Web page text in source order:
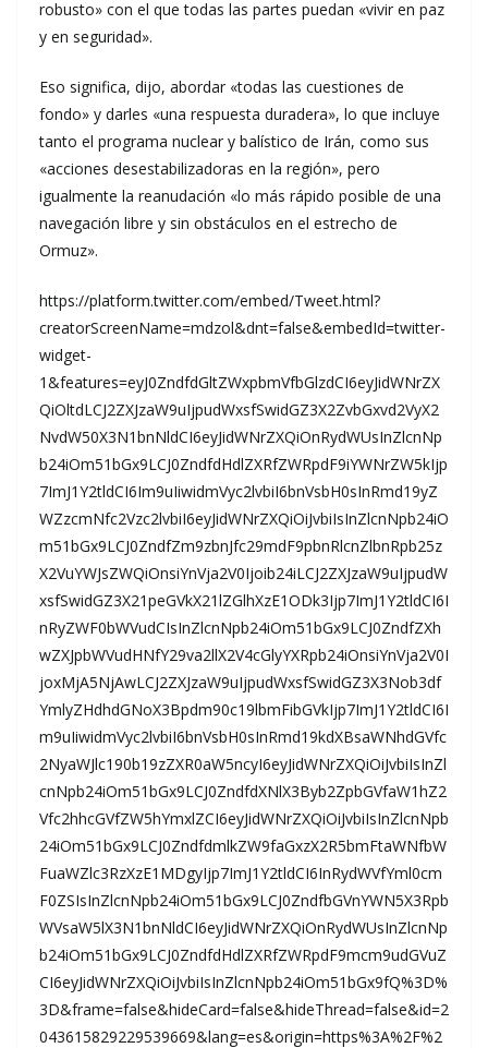
robusto» con el que todas las partes puedan «vivir en paz
y en seguridad».
Eso significa, dijo, abordar «todas las cuestiones de
fondo» y darles «una respuesta duradera», lo que incluye
tanto el programa nuclear y balístico de Irán, como sus
«acciones desestabilizadoras en la región», pero
igualmente la reanudación «lo más rápido posible de una
navegación libre y sin obstáculos en el estrecho de
Ormuz».
https://platform.twitter.com/embed/Tweet.html?
creatorScreenName=mdzol&dnt=false&embedId=twitter-
widget-
1&features=eyJ0ZndfdGltZWxpbmVfbGlzdCI6eyJidWNrZX
QiOltdLCJ2ZXJzaW9uIjpudWxsfSwidGZ3X2ZvbGxvd2VyX2
NvdW50X3N1bnNldCI6eyJidWNrZXQiOnRydWUsInZlcnNp
b24iOm51bGx9LCJ0ZndfdHdlZXRfZWRpdF9iYWNrZW5kIjp
7ImJ1Y2tldCI6Im9uIiwidmVyc2lvbiI6bnVsbH0sInRmd19yZ
WZzcmNfc2Vzc2lvbiI6eyJidWNrZXQiOiJvbiIsInZlcnNpb24iO
m51bGx9LCJ0ZndfZm9zbnJfc29mdF9pbnRlcnZlbnRpb25z
X2VuYWJsZWQiOnsiYnVja2V0Ijoib24iLCJ2ZXJzaW9uIjpudW
xsfSwidGZ3X21peGVkX21lZGlhXzE1ODk3Ijp7ImJ1Y2tldCI6I
nRyZWF0bWVudCIsInZlcnNpb24iOm51bGx9LCJ0ZndfZXh
wZXJpbWVudHNfY29va2llX2V4cGlyYXRpb24iOnsiYnVja2V0I
joxMjA5NjAwLCJ2ZXJzaW9uIjpudWxsfSwidGZ3X3Nob3df
YmlyZHdhdGNoX3Bpdm90c19lbmFibGVkIjp7ImJ1Y2tldCI6I
m9uIiwidmVyc2lvbiI6bnVsbH0sInRmd19kdXBsaWNhdGVfc
2NyaWJlc190b19zZXR0aW5ncyI6eyJidWNrZXQiOiJvbiIsInZl
cnNpb24iOm51bGx9LCJ0ZndfdXNlX3Byb2ZpbGVfaW1hZ2
Vfc2hhcGVfZW5hYmxlZCI6eyJidWNrZXQiOiJvbiIsInZlcnNpb
24iOm51bGx9LCJ0ZndfdmlkZW9faGxzX2R5bmFtaWNfbW
FuaWZlc3RzXzE1MDgyIjp7ImJ1Y2tldCI6InRydWVfYml0cm
F0ZSIsInZlcnNpb24iOm51bGx9LCJ0ZndfbGVnYWN5X3Rpb
WVsaW5lX3N1bnNldCI6eyJidWNrZXQiOnRydWUsInZlcnNp
b24iOm51bGx9LCJ0ZndfdHdlZXRfZWRpdF9mcm9udGVuZ
CI6eyJidWNrZXQiOiJvbiIsInZlcnNpb24iOm51bGx9fQ%3D%
3D&frame=false&hideCard=false&hideThread=false&id=2
043615829229539669&lang=es&origin=https%3A%2F%2